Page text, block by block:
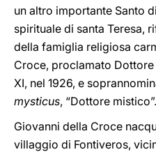
un altro importante Santo
spirituale di santa Teresa,
della famiglia religiosa
Croce, proclamato
XI, nel 1926, e
mysticus, “Dottore mistico”.
Giovanni della Croce
villaggio di Fontiveros,